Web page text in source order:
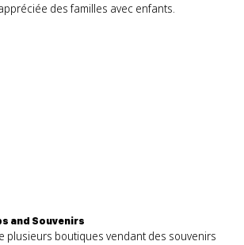
des familles avec enfants.
and Souvenirs
plusieurs boutiques vendant des souvenirs